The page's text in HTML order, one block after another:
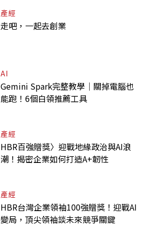
產經
走吧，一起去創業
AI
Gemini Spark完整教學｜關掉電腦也
能跑！6個白領推薦工具
產經
HBR百強贈獎〉迎戰地緣政治與AI浪
潮！揭密企業如何打造A+韌性
產經
HBR台灣企業領袖100強贈獎！迎戰AI
變局，頂尖領袖談未來競爭關鍵